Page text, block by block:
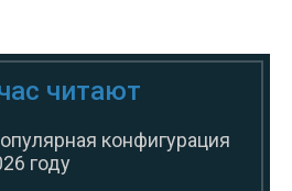
читают
конфигурация
году